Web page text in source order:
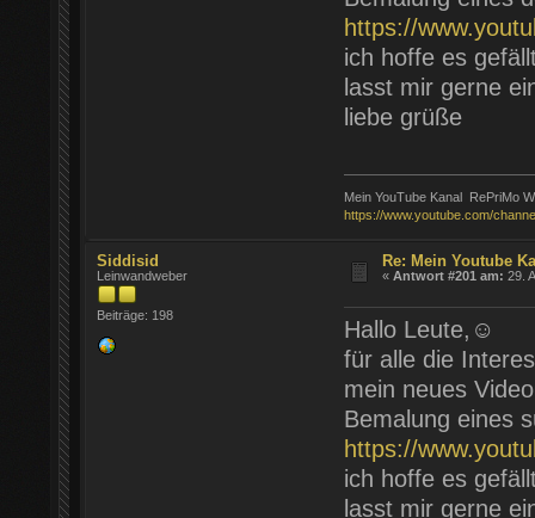
https://
ich hoffe es
lasst mir gerne
liebe grüße
Mein YouTube Kanal RePriMo
https://www.youtube.com/
Siddisid
Leinwandweber
Beiträge: 198
Re: Mein Youtube
«Antwort #201 am: 29.
Hallo Leute,☺️
für alle die
mein neues
Bemalung eines
https://
ich hoffe es
lasst mir gerne